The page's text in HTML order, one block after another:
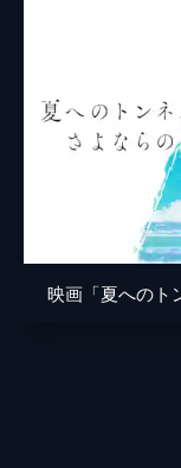
アニメーション制作
映画「夏へのト